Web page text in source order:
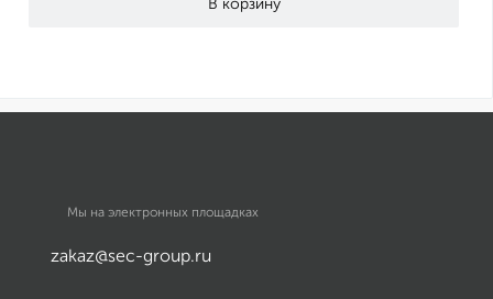
Мы на электронных площадках
zakaz@sec-group.ru